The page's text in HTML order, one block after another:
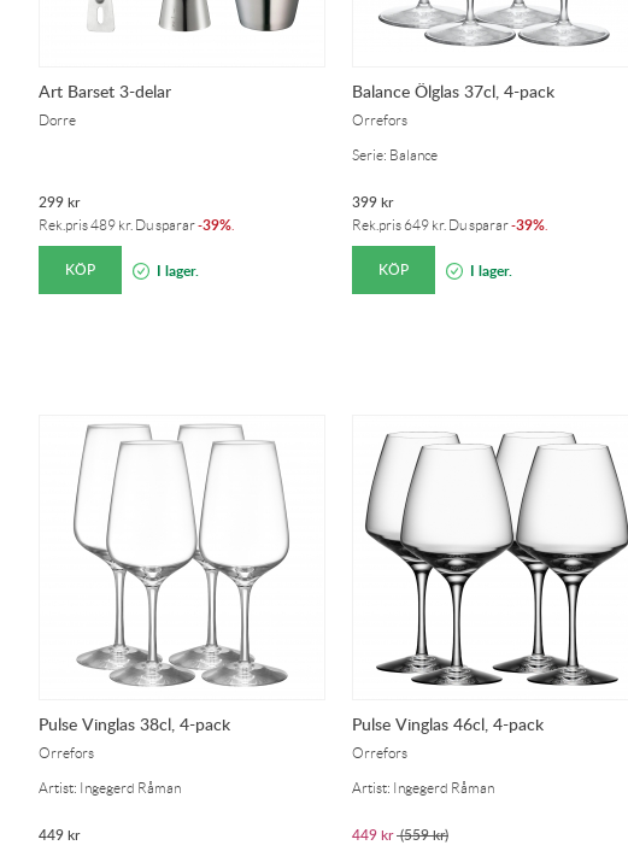
Art Barset 3-delar
Dorre
299kr
Rek.pris489 kr. Du sparar-39%
KÖP I lager.
Balance Ölglas 37cl, 4-pack
Orrefors
Serie: Balance
399kr
Rek.pris 649 kr. Du sparar-39%
KÖP I lager.
Pulse Vinglas 38cl, 4-pack
Orrefors
Artist: Ingegerd Råman
449kr
Pulse Vinglas 46cl, 4-pack
Orrefors
Artist: Ingegerd Råman
449kr(559kr)